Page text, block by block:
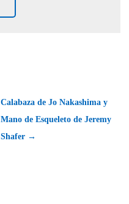
Calabaza de Jo Nakashima y
Mano de Esqueleto de Jeremy
Shafer →